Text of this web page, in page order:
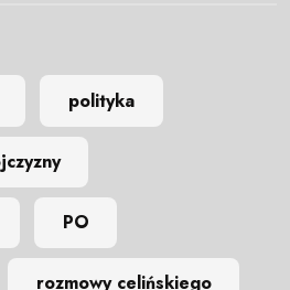
polityka
PO
rozmowy celińskiego